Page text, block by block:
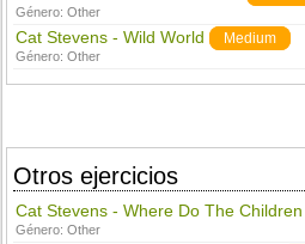
Género:Other
Cat Stevens - Wild World Medium
Género:Other
Otros ejercicios
Cat Stevens - Where Do The
Género:Other